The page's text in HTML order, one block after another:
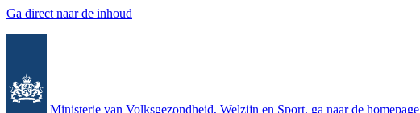
Ga direct naar de inhoud
Ministerie van Volksgezondheid, Welzijn en Sport, ga naar de homepage